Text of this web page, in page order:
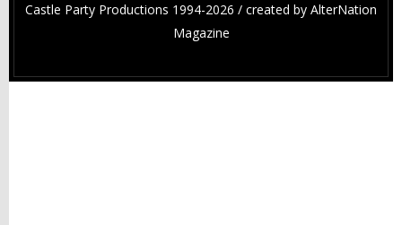
Castle Party Productions 1994-2026 / created by AlterNation
Magazine